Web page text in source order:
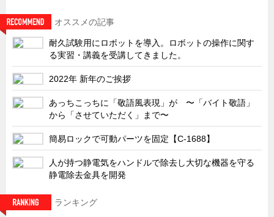
CATEGORY
営業、丸ごとフカボリ
Before After
隠れた名品
旬の野菜とタキゲン製品
PICK UP NEWS
ポンチ絵の基礎と描き方
キャビネット工業会規格「CA300」集中講義
オススメの記事
耐久試験用にロボットを導入。ロボットの操作に関す
る実習・講義を受講してきました。
2022年 新年のご挨拶
あっちこっちに「敬語風表現」が 〜「バイト敬語」
から「させていただく」まで〜
簡易ロックで可動パーツを固定【C-1688】
人が持つ静電気をハンドルで除去し大切な機器を守る
静電除去金具を開発
ランキング